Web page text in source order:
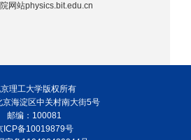
网站physics.bit.edu.cn
理工大学版权所有
京海淀区中关村南大街5号
邮编：100081
ICP备10019879号